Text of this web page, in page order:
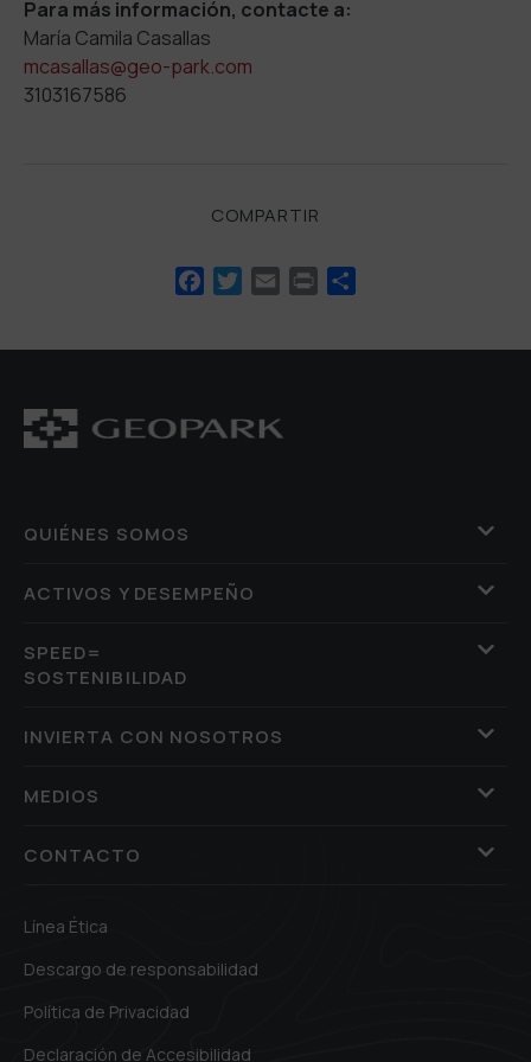
Para más información, contacte a:
María Camila Casallas
mcasallas@geo-park.com
3103167586
COMPARTIR
Facebook
Twitter
Email Print
QUIÉNES SOMOS
ACTIVOS Y DESEMPEÑO
SPEED=
SOSTENIBILIDAD
INVIERTA CON NOSOTROS
MEDIOS
CONTACTO
Línea Ética
Descargo de responsabilidad
Política de Privacidad
Declaración de Accesibilidad